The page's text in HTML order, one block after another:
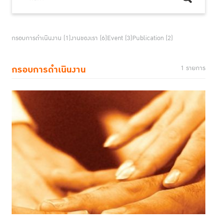
กรอบการดำเนินงาน (1)งานของเรา (6)Event (3)Publication (2)
กรอบการดำเนินงาน 1 รายการ